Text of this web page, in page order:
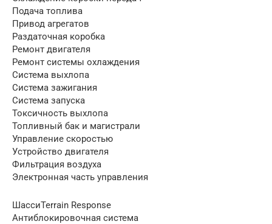
Подача топлива
Привод агрегатов
Раздаточная коробка
Ремонт двигателя
Ремонт системы охлаждения
Система выхлопа
Система зажигания
Система запуска
Токсичность выхлопа
Топливный бак и магистрали
Управление скоростью
Устройство двигателя
Фильтрация воздуха
Электронная часть управления
ШассиTerrain Response
Антиблокировочная система